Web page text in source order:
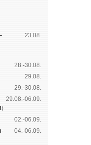
23.08.
28.-30.08.
29.08.
29.-30.08.
)
29.08.-06.09.
02.-06.09.
04.-06.09.